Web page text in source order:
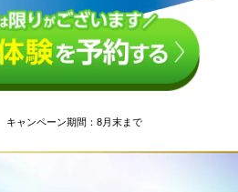
ャンペーン期間：8月末まで